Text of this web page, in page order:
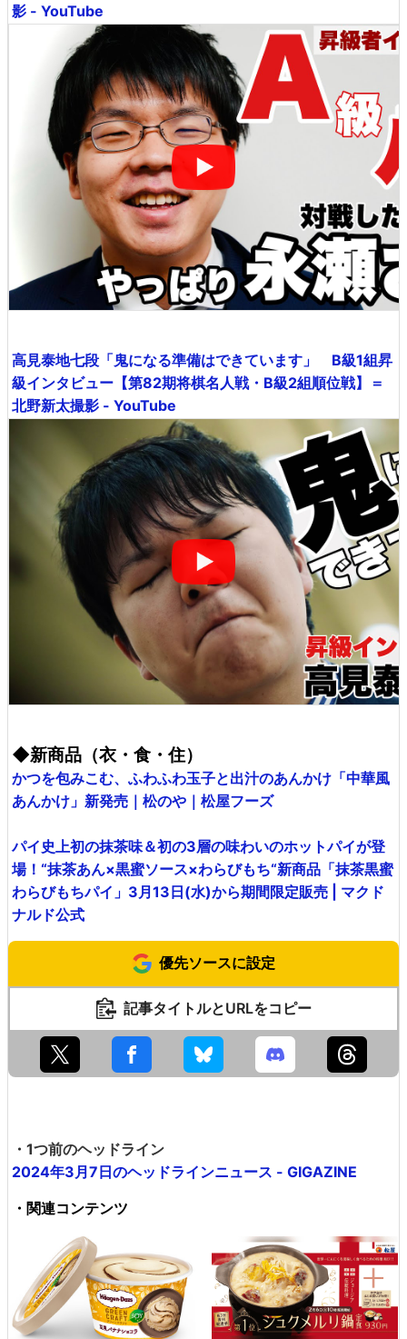
影 - YouTube
高見泰地七段「鬼になる準備はできています」 B級1組昇
級インタビュー【第82期将棋名人戦・B級2組順位戦】＝
北野新太撮影 - YouTube
◆新商品（衣・食・住）
かつを包みこむ、ふわふわ玉子と出汁のあんかけ「中華風
あんかけ」新発売｜松のや｜松屋フーズ
パイ史上初の抹茶味＆初の3層の味わいのホットパイが登
場！“抹茶あん×黒蜜ソース×わらびもち“新商品「抹茶黒蜜
わらびもちパイ」3月13日(水)から期間限定販売 | マクド
ナルド公式
優先ソースに設定
記事タイトルとURLをコピー
・1つ前のヘッドライン
2024年3月7日のヘッドラインニュース - GIGAZINE
・関連コンテンツ